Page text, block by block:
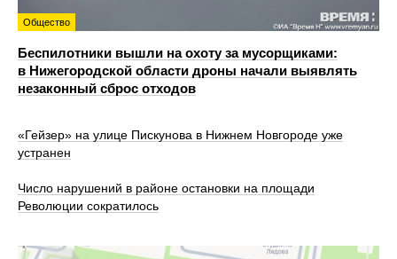
Общество
Беспилотники вышли на охоту за мусорщиками:
в Нижегородской области дроны начали выявлять
незаконный сброс отходов
«Гейзер» на улице Пискунова в Нижнем Новгороде уже
устранен
Число нарушений в районе остановки на площади
Революции сократилось